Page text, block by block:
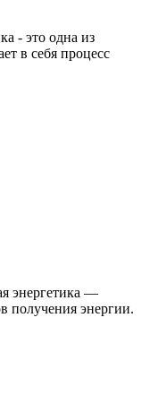
- это одна из
в себя процесс
энергетика —
получения энергии.